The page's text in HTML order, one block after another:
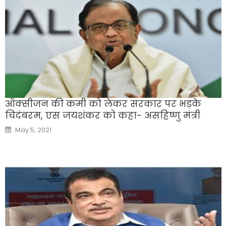
ऑक्सीजन की कमी को लेकर सरकार पर भड़के
चिदंबरम, एस जयशंकर को कहा- असहिष्णु मंत्री
Posted
on
May 5, 2021